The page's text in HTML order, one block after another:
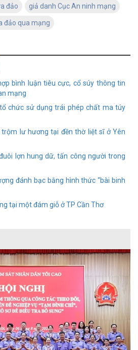
đảo giả danh Cục An ninh mạng
đảo qua mạng
bình luận tiêu cực, cổ súy thông tin
mạng
chức sử dụng trái phép chất ma túy
lư hương tại đền thờ liệt sĩ ở Yên
lợn hung dữ, tấn công người trong
đánh bạc bằng hình thức “bài binh
tại một đám giỗ ở TP Cần Thơ